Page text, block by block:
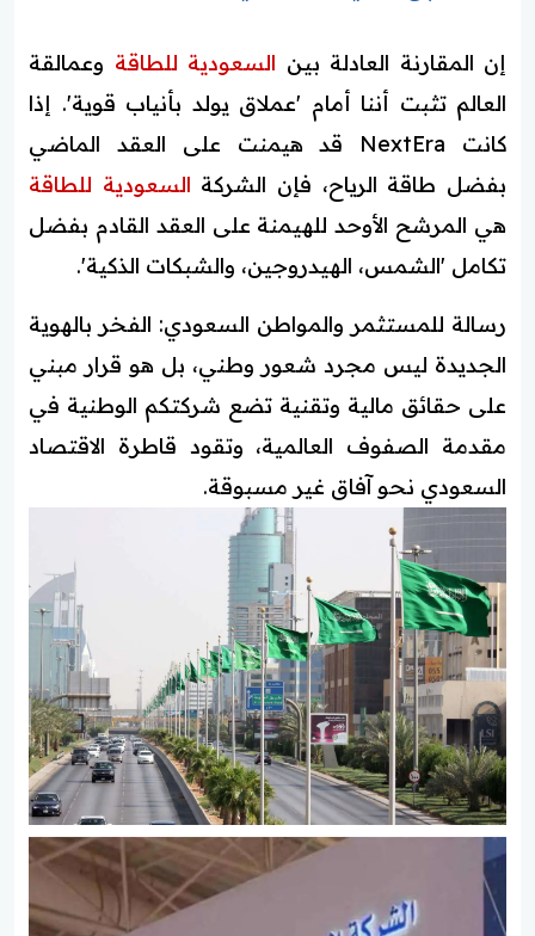
إن المقارنة العادلة بين السعودية للطاقة وعمالقة
العالم تثبت أننا أمام 'عملاق يولد بأنياب قوية'. إذا
كانت NextEra قد هيمنت على العقد الماضي
بفضل طاقة الرياح، فإن الشركة السعودية للطاقة
هي المرشح الأوحد للهيمنة على العقد القادم بفضل
تكامل 'الشمس، الهيدروجين، والشبكات الذكية'.
رسالة للمستثمر والمواطن السعودي: الفخر بالهوية
الجديدة ليس مجرد شعور وطني، بل هو قرار مبني
على حقائق مالية وتقنية تضع شركتكم الوطنية في
مقدمة الصفوف العالمية، وتقود قاطرة الاقتصاد
السعودي نحو آفاق غير مسبوقة.